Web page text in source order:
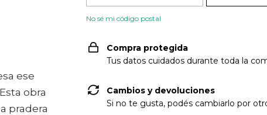
ese
obra
pradera
No sé mi código postal
Compra protegida
Tus datos cuidados durante toda la
Cambios y devoluciones
Si no te gusta, podés cambiarlo por